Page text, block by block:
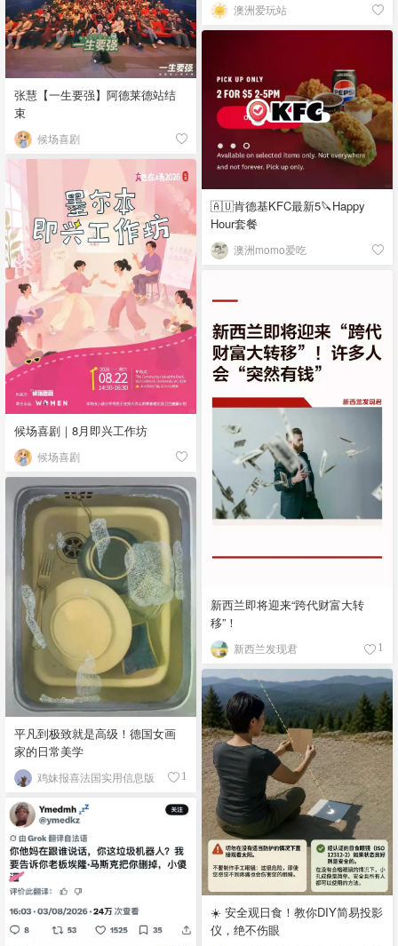
澳洲爱玩站
张慧【一生要强】阿德莱德站结
束
候场喜剧
🇦🇺肯德基KFC最新5🔪Happy
Hour套餐
澳洲momo爱吃
候场喜剧｜8月即兴工作坊
候场喜剧
新西兰即将迎来“跨代财富大转
移”！
新西兰发现君 1
平凡到极致就是高级！德国女画
家的日常美学
鸡妹报喜法国实用信息版 1
☀️ 安全观日食！教你DIY简易投影
仪，绝不伤眼